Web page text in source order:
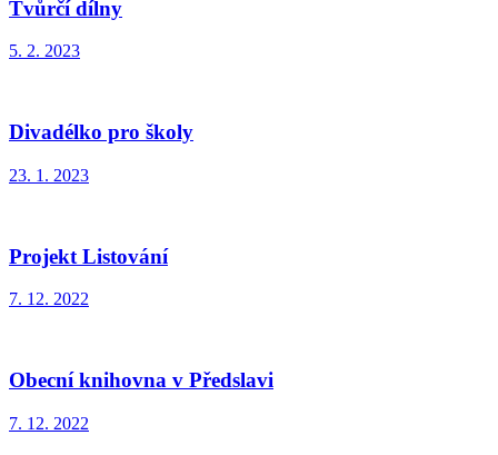
Tvůrčí dílny
5. 2. 2023
Divadélko pro školy
23. 1. 2023
Projekt Listování
7. 12. 2022
Obecní knihovna v Předslavi
7. 12. 2022